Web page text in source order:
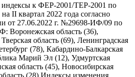
индексы к ФЕР-2001/ТЕР-2001 по
II квартал 2022 года согласно
от 27.06.2022 г. №29698-ИФ/09 по
Воронежская область (36),
область (69), Ленинградская
(78), Кабардино-Балкарская
Марий Эл (12), Удмуртская
область (45), Новосибирская
(28) Индексы изменения